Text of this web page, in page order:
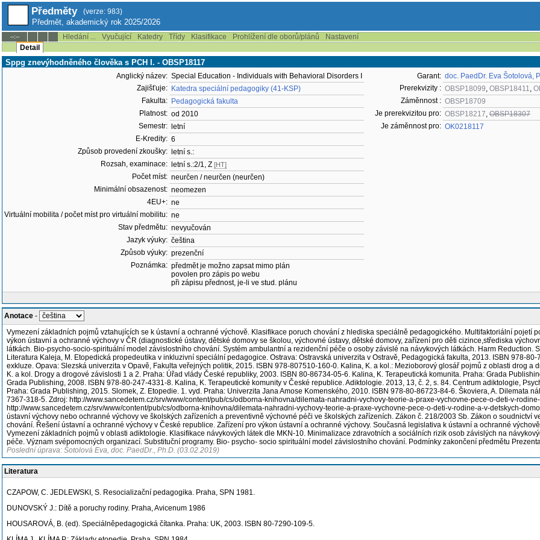
Předměty (verze: 983)
Předmět, akademický rok 2025/2026
--:-- Hledání ... Vyučující Katedry Třídy Klasifikace Prohlížení dle oborů/plánů
Nastavení
Detail
Sppg znevýhodněného člověka s PCH I. - OBSP18117
Anglický název: Special Education - Individuals with Behavioral Disorders I
Zajišťuje: Katedra speciální pedagogiky (41-KSP)
Fakulta: Pedagogická fakulta
Platnost: od 2010
Semestr:
letní
E-Kredity: 6
Způsob provedení zkoušky:
letní s.:
Rozsah, examinace:
letní s.:2/1, Z [HT]
Počet míst: neurčen / neurčen (neurčen)
Minimální obsazenost: neomezen
4EU+: ne
Virtuální mobilita / počet míst pro virtuální mobilitu: ne
Stav předmětu: nevyučován
Jazyk výuky: čeština
Způsob výuky: prezenční
Poznámka: předmět je možno zapsat mimo plán
povolen pro zápis po webu
při zápisu přednost, je-li ve stud. plánu
Garant: doc. PaedDr. Eva Šotolová,
Prerekvizity : OBSP18099, OBSP18411,
Záměnnost : OBSP18709
Je prerekvizitou pro: OBSP18217, OBSP18307
Je záměnnost pro: OK0218117
Anotace -
Vymezení základních pojmů vztahujících se k ústavní a ochranné výchově. Klasifikace poruch chování z hlediska speciálně pedagogického. Multifaktoriální pojetí
výkon ústavní a ochranné výchovy v ČR (diagnostické ústavy, dětské domovy se školou, výchovné ústavy, dětské domovy, zařízení pro děti cizince,střediska
látkách. Bio-psycho-socio-spirituální model závislostního chování. Systém ambulantní a rezidenční péče o osoby závislé na návykových látkách. Harm
Literatura Kaleja, M. Etopedická propedeutika v inkluzivní speciální pedagogice. Ostrava: Ostravská univerzita v Ostravě, Pedagogická fakulta, 2013. ISBN 978-
exkluze. Opava: Slezská univerzita v Opavě, Fakulta veřejných politik, 2015. ISBN 978-807510-160-0. Kalina, K. a kol.: Mezioborový glosář pojmů z oblasti drog
K. a kol. Drogy a drogové závislosti 1 a 2. Praha: Úřad vlády České republiky, 2003. ISBN 80-86734-05-6. Kalina, K. Terapeutická komunita. Praha: Grada
Grada Publishing, 2008. ISBN 978-80-247-4331-8. Kalina, K. Terapeutické komunity v České republice. Adiktologie. 2013, 13, č. 2, s. 84. Centrum adiktologie,
Praha: Grada Publishing, 2015. Slomek, Z. Etopedie. 1. vyd. Praha: Univerzita Jana Amose Komenského, 2010. ISBN 978-80-86723-84-6. Škoviera, A. Dilemata
7367-318-5. Zdroj: http://www.sancedetem.cz/srv/www/content/pub/cs/odborna-knihovna/dilemata-nahradni-vychovy-teorie-a-praxe-vychovne-pece-o-deti-v-
http://www.sancedetem.cz/srv/www/content/pub/cs/odborna-knihovna/dilemata-nahradni-vychovy-teorie-a-praxe-vychovne-pece-o-deti-v-rodine-a-v-detskych-
ústavní výchovy nebo ochranné výchovy ve školských zařízeních a preventivně výchovné péči ve školských zařízeních. Zákon č. 218/2003 Sb. Zákon o soudnictví
chování. Řešení ústavní a ochranné výchovy v České republice. Zařízení pro výkon ústavní a ochranné výchovy. Současná legislativa k ústavní a ochranné
Vymezení základních pojmů v oblasti adiktologie. Klasifikace návykových látek dle MKN-10. Minimalizace zdravotních a sociálních rizik osob závislých na
péče. Význam svépomocných organizací. Substituční programy. Bio- psycho- socio spirituální model závislostního chování. Podmínky zakončení předmětu
Poslední úprava: Šotolová Eva, doc. PaedDr., Ph.D. (03.02.2019)
Literatura
CZAPOW, C. JEDLEWSKI, S. Resocializační pedagogika. Praha, SPN 1981.
DUNOVSKÝ J.: Dítě a poruchy rodiny. Praha, Avicenum 1986
HOUSAROVÁ, B. (ed). Speciálněpedagogická čítanka. Praha: UK, 2003. ISBN 80-7290-109-5.